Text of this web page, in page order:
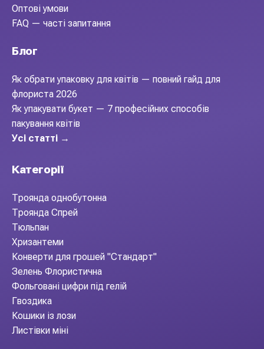
Оптові умови
FAQ — часті запитання
Блог
Як обрати упаковку для квітів — повний гайд для
флориста 2026
Як упакувати букет — 7 професійних способів
пакування квітів
Усі статті →
Категорії
Троянда однобутонна
Троянда Спрей
Тюльпан
Хризантеми
Конверти для грошей "Стандарт"
Зелень Флористична
Фольговані цифри під гелій
Гвоздика
Кошики із лози
Листівки міні